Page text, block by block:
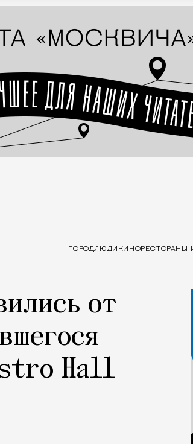
ГОРОДЛЮДИ КИНОРЕСТОРАНЫ
от
Hall